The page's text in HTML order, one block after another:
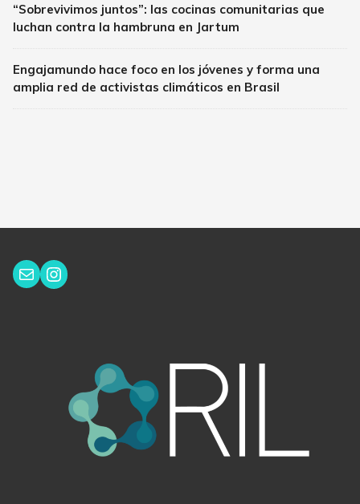
“Sobrevivimos juntos”: las cocinas comunitarias que
luchan contra la hambruna en Jartum
Engajamundo hace foco en los jóvenes y forma una
amplia red de activistas climáticos en Brasil
Correo electrónico
Instagram